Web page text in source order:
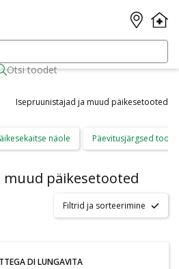
Otsi toodet
Isepruunistajad ja muud päikesetooted
näole Päevitusjärgsed
päikesetooted
Filtrid ja sorteerimine
DI LUNGAVITA